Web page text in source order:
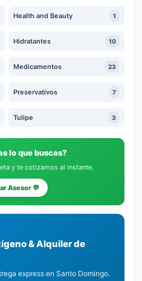
Health and Beauty 1
Hidratantes 10
Medicamentos 23
Preservativos 7
Tulipe 3
lo que buscas?
y te cotizamos al instante.
Asesor 💬
& Alquiler de
express en Santo Domingo.